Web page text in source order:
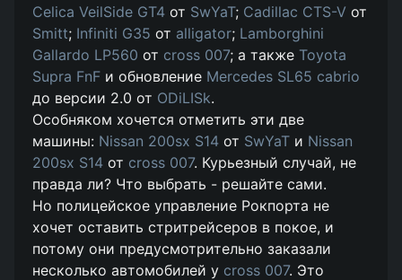
Celica VeilSide GT4 от SwYaT; Cadillac CTS-V от
Smitt; Infiniti G35 от alligator; Lamborghini
Gallardo LP560 от cross 007; а также Toyota
Supra FnF и обновление Mercedes SL65 cabrio
до версии 2.0 от ODiLISk.
Особняком хочется отметить эти две
машины: Nissan 200sx S14 от SwYaT и Nissan
200sx S14 от cross 007. Курьезный случай, не
правда ли? Что выбрать - решайте сами.
Но полицейское управление Рокпорта не
хочет оставить стритрейсеров в покое, и
потому они предусмотрительно заказали
несколько автомобилей у cross 007. Это